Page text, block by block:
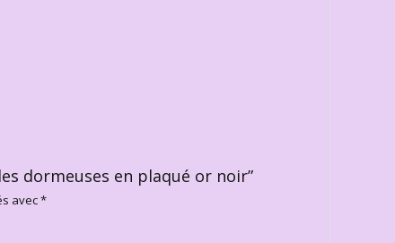
dormeuses en plaqué or noir”
avec*